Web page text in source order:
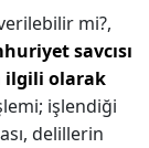
mi?,
savcısı
ilgili olarak
işlendiği
delillerin